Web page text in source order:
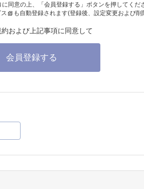
に同意の上、「会員登録する」ボタンを押してくだ
も自動登録されます(登録後、設定変更および
および上記事項に同意して
会員登録する